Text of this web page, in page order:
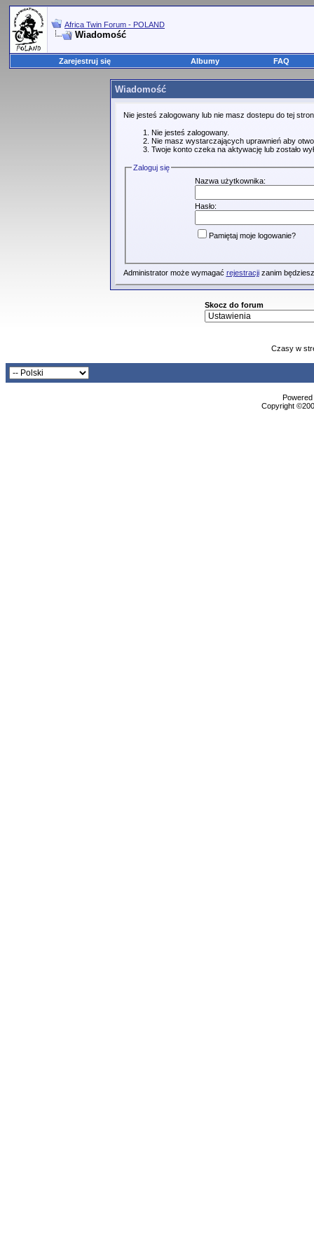
Africa Twin Forum - POLAND
Wiadomość
Zarejestruj się Albumy FAQ
Wiadomość
Nie jesteś zalogowany lub nie masz dostepu do tej
Nie jesteś zalogowany.
Nie masz wystarczających uprawnień aby
Twoje konto czeka na aktywację lub zostało
Zaloguj się
Nazwa użytkownika:
Hasło:
Pamiętaj moje logowanie?
Administrator może wymagać rejestracjizanim
Skocz do forum
Czasy w
Copyright